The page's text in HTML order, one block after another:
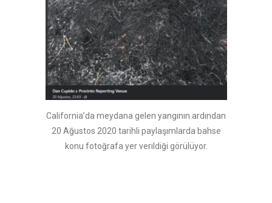
California’da meydana gelen yangının ardından
20 Ağustos 2020 tarihli paylaşımlarda bahse
konu fotoğrafa yer verildiği görülüyor.